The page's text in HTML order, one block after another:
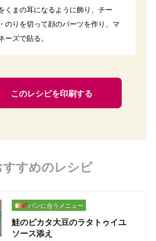
くまの耳になるように飾り、チー
のりを切って顔のパーツを作り、マ
ーズで貼る。
このレシピを印刷する
すすめのレシピ
パンに合うメニュー
鮭のピカタ大豆のラタトゥイユ
ソース添え